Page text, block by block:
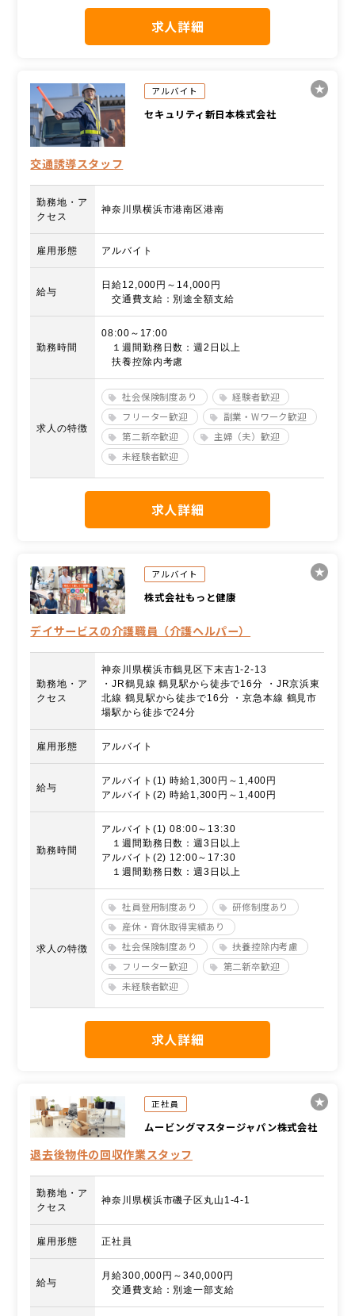
求人詳細
アルバイト
セキュリティ新日本株式会社
交通誘導スタッフ
勤務地・ア
クセス
神奈川県横浜市港南区港南
雇用形態 アルバイト
給与
日給12,000円～14,000円
交通費支給：別途全額支給
勤務時間
08:00～17:00
１週間勤務日数：週2日以上
扶養控除内考慮
求人の特徴
社会保険制度あり
経験者歓迎
フリーター歓迎
副業・Wワーク歓迎
第二新卒歓迎
主婦（夫）歓迎
未経験者歓迎
求人詳細
アルバイト
株式会社もっと健康
デイサービスの介護職員（介護ヘルパー）
勤務地・ア
クセス
神奈川県横浜市鶴見区下末吉1-2-13
・JR鶴見線 鶴見駅から徒歩で16分 ・JR京浜東
北線 鶴見駅から徒歩で16分 ・京急本線 鶴見市
場駅から徒歩で24分
雇用形態 アルバイト
給与
アルバイト(1) 時給1,300円～1,400円
アルバイト(2) 時給1,300円～1,400円
勤務時間
アルバイト(1) 08:00～13:30
１週間勤務日数：週3日以上
アルバイト(2) 12:00～17:30
１週間勤務日数：週3日以上
求人の特徴
社員登用制度あり
研修制度あり
産休・育休取得実績あり
社会保険制度あり
扶養控除内考慮
フリーター歓迎
第二新卒歓迎
未経験者歓迎
求人詳細
正社員
ムービングマスタージャパン株式会社
退去後物件の回収作業スタッフ
勤務地・ア
クセス
神奈川県横浜市磯子区丸山1-4-1
雇用形態 正社員
給与
月給300,000円～340,000円
交通費支給：別途一部支給